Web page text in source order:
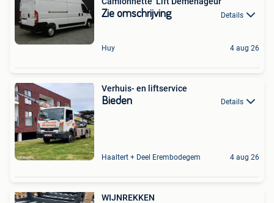
Zie omschrijving Details
Huy 4 aug 26
Verhuis- en liftservice
Bieden Details
Haaltert + Deel Erembodegem 4 aug 26
WIJNREKKEN